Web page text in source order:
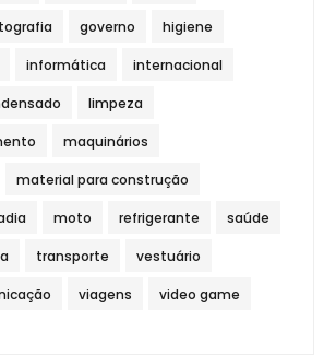
governo higiene
informática internacional
limpeza
maquinários
material para construção
moto refrigerante saúde
transporte vestuário
viagens video game